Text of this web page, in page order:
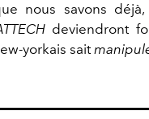
nous savons déjà,
deviendront
yorkais sait